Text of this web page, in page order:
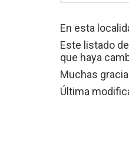
En esta
Este listado
que haya
Muchas
Última